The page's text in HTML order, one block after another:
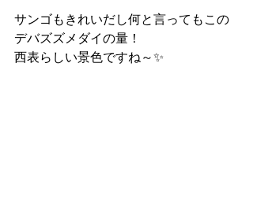
サンゴもきれいだし何と言ってもこの
デバズズメダイの量！
西表らしい景色ですね～✨